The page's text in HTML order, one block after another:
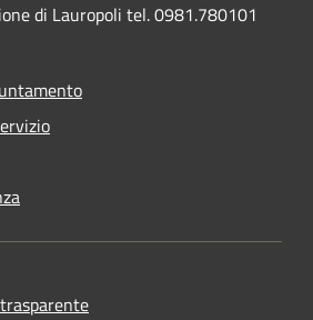
di Lauropoli tel. 0981.780101